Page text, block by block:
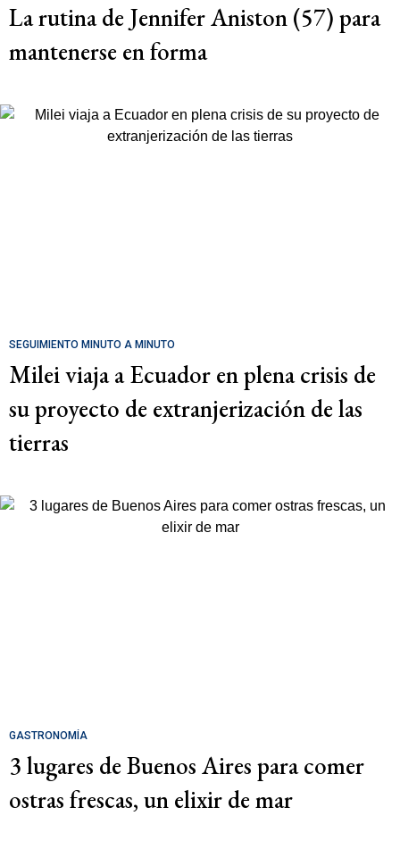
La rutina de Jennifer Aniston (57) para
mantenerse en forma
SEGUIMIENTO MINUTO A MINUTO
Milei viaja a Ecuador en plena crisis de
su proyecto de extranjerización de las
tierras
GASTRONOMÍA
3 lugares de Buenos Aires para comer
ostras frescas, un elixir de mar